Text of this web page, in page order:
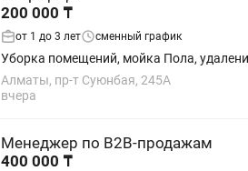
200 000 ₸
от 1 до 3 лет сменный график
Уборка помещений, мойка Пола,
Алматы, пр-т Суюнбая, 245А
вчера
Менеджер по B2B-продажам
400 000 ₸